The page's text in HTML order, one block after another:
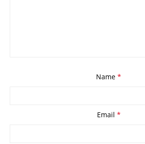
Name *
Email *